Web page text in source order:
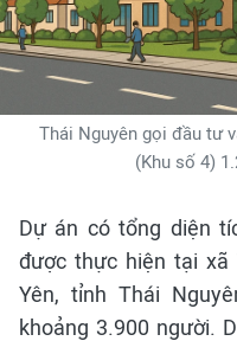
Thái Nguyên gọi đầu tư
(Khu số 4)
Dự án có tổng diện
được thực hiện tại xã
Yên, tỉnh Thái
khoảng 3.900 người.